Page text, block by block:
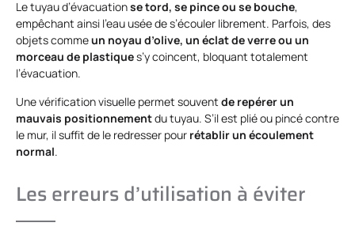
Le tuyau d’évacuationse tord, se pince ou se bouche,
empêchant ainsi l’eau usée de s’écouler librement. Parfois, des
objets commeun noyau d’olive, un éclat de verre ou un
morceau de plastiques’y coincent, bloquant totalement
l’évacuation.
Une vérification visuelle permet souvent de repérer un
mauvais positionnementdu tuyau. S’il est plié ou pincé contre
le mur, il suffit de le redresser pour rétablir un écoulement
normal.
Les erreurs d’utilisation à éviter